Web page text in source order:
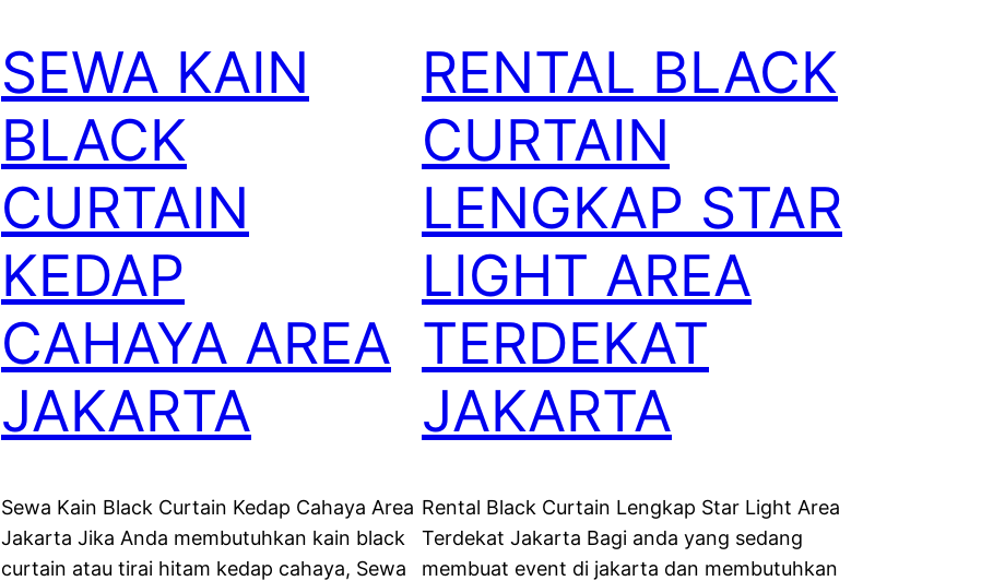
SEWA KAIN
BLACK
CURTAIN
KEDAP
CAHAYA AREA
JAKARTA
Sewa Kain Black Curtain Kedap Cahaya Area
Jakarta Jika Anda membutuhkan kain black
curtain atau tirai hitam kedap cahaya, Sewa
RENTAL BLACK
CURTAIN
LENGKAP STAR
LIGHT AREA
TERDEKAT
JAKARTA
Rental Black Curtain Lengkap Star Light Area
Terdekat Jakarta Bagi anda yang sedang
membuat event di jakarta dan membutuhkan